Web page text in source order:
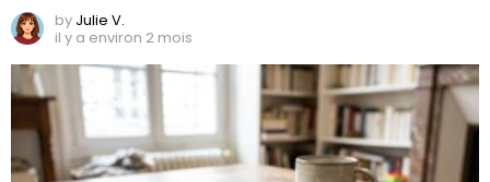
by Julie V.
il y a environ 2 mois